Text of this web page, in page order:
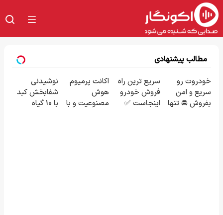
مطالب پیشنهادی
خودروت رو
سریع و امن
بفروش 🚘 تنها
سریع ترین راه
فروش خودرو
اینجاست ✅
اکانت پرمیوم
هوش
مصنوعیت و با
نوشیدنی
شفابخش کبد
با 10 گیاه